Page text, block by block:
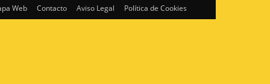
Web Contacto Aviso Legal Política de Cookies